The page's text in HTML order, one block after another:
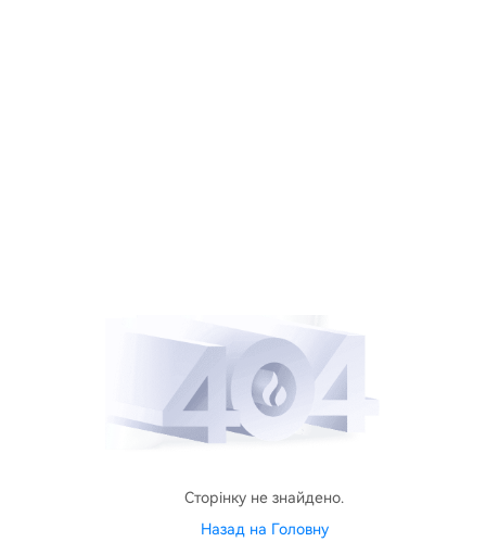
Сторінку не знайдено.
Назад на Головну